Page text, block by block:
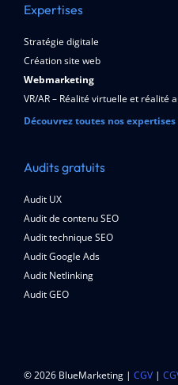
Expertises
Stratégie digitale
Création site web
Webmarketing
VR/AR – Réalité virtuelle et réalité
Découvrez toutes nos expertises
Audits gratuits
Audit UX
Audit de contenu SEO
Audit technique SEO
Audit Google Ads
Audit Netlinking
Audit GEO
© 2026 BlueMarketing | CGV|